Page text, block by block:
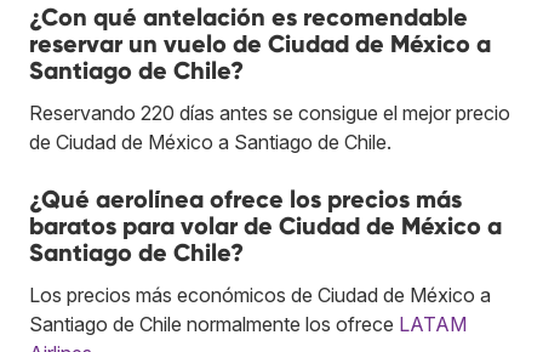
¿Con qué antelación es recomendable
reservar un vuelo de Ciudad de México a
Santiago de Chile?
Reservando 220 días antes se consigue el mejor precio
de Ciudad de México a Santiago de Chile.
¿Qué aerolínea ofrece los precios más
baratos para volar de Ciudad de México a
Santiago de Chile?
Los precios más económicos de Ciudad de México a
Santiago de Chile normalmente los ofrece LATAM